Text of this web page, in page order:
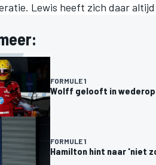
Lewis heeft zich daar
FORMULE 1
Wolff gelooft in
FORMULE 1
Hamilton hint naar 'niet